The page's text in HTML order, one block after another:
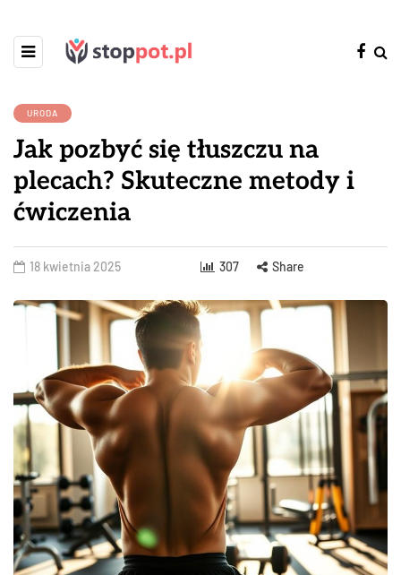
URODA
Jak pozbyć się tłuszczu na
plecach? Skuteczne metody i
ćwiczenia
18 kwietnia 2025 307 Share